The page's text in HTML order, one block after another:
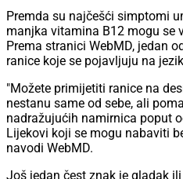
Premda su najčešći simptomi
manjka vitamina B12 mogu se
Prema stranici WebMD, jedan
ranice koje se pojavljuju na
"Možete primijetiti ranice na
nestanu same od sebe, ali
nadražujućih namirnica poput
Lijekovi koji se mogu nabaviti
navodi WebMD.
Još jedan čest znak je gladak